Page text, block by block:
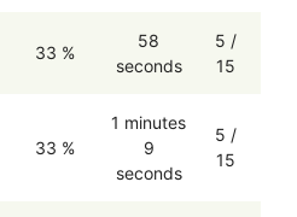
33 %
58
seconds
5 /
15
33 %
1 minutes
9
seconds
5 /
15